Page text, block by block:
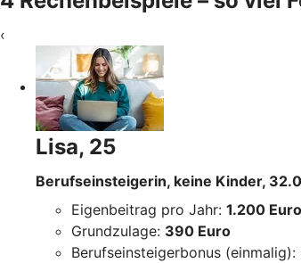
‹
Lisa, 25
Berufseinsteigerin, keine Kinder,
Eigenbeitrag pro Jahr: 1.200 Euro
Grundzulage: 390 Euro
Berufseinsteigerbonus (einmalig):